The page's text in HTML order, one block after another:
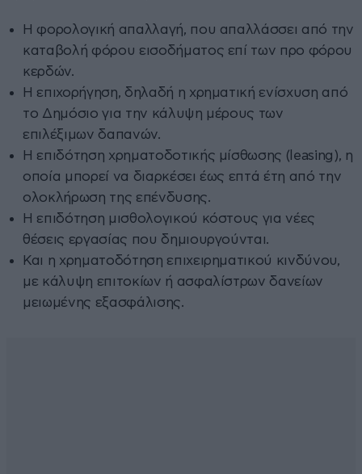
Η φορολογική απαλλαγή, που απαλλάσσει από την
καταβολή φόρου εισοδήματος επί των προ φόρου
κερδών.
Η επιχορήγηση, δηλαδή η χρηματική ενίσχυση από
το Δημόσιο για την κάλυψη μέρους των
επιλέξιμων δαπανών.
Η επιδότηση χρηματοδοτικής μίσθωσης (leasing), η
οποία μπορεί να διαρκέσει έως επτά έτη από την
ολοκλήρωση της επένδυσης.
Η επιδότηση μισθολογικού κόστους για νέες
θέσεις εργασίας που δημιουργούνται.
Και η χρηματοδότηση επιχειρηματικού κινδύνου,
με κάλυψη επιτοκίων ή ασφαλίστρων δανείων
μειωμένης εξασφάλισης.